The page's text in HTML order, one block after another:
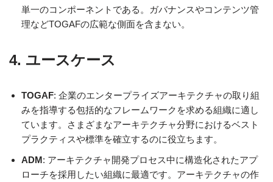
単一のコンポーネントである。ガバナンスやコンテンツ管
理などTOGAFの広範な側面を含まない。
4. ユースケース
TOGAF: 企業のエンタープライズアーキテクチャの取り組
みを指導する包括的なフレームワークを求める組織に適し
ています。さまざまなアーキテクチャ分野におけるベスト
プラクティスや標準を確立するのに役立ちます。
ADM: アーキテクチャ開発プロセス中に構造化されたアプ
ローチを採用したい組織に最適です。アーキテクチャの作